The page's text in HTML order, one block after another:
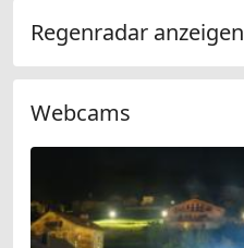
Regenradar anzeigen
Webcams